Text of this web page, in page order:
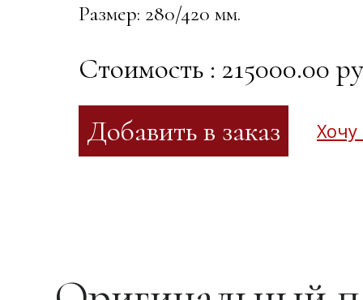
Размер: 280/420 мм.
Стоимость : 215000.00
Хочу